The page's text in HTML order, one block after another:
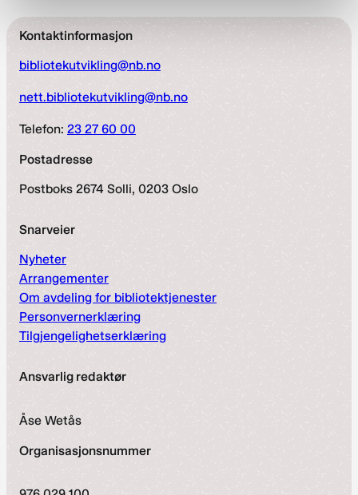
Kontaktinformasjon
bibliotekutvikling@nb.no
nett.bibliotekutvikling@nb.no
Telefon: 23 27 60 00
Postadresse
Postboks 2674 Solli, 0203 Oslo
Snarveier
Nyheter
Arrangementer
Om avdeling for bibliotektjenester
Personvernerklæring
Tilgjengelighetserklæring
Ansvarlig redaktør
Åse Wetås
Organisasjonsnummer